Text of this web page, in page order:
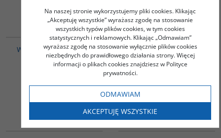
ZOBACZ ZOBACZ
G649
W poszukiwaniu duszy
Kimura Tadataka
ZOBACZ
Nie mam własnego
imienia. Opowiadania
Yu Hua
ZOBACZ
Na naszej stronie wykorzystujemy pliki cookies. Klikając
„Akceptuję wszystkie” wyrażasz zgodę na stosowanie
wszystkich typów plików cookies, w tym cookies
statystycznych i reklamowych. Klikając „Odmawiam”
wyrażasz zgodę na stosowanie wyłącznie plików cookies
niezbędnych do prawidłowego działania strony. Więcej
informacji o plikach cookies znajdziesz w Polityce
prywatności.
ODMAWIAM
AKCEPTUJĘ WSZYSTKIE